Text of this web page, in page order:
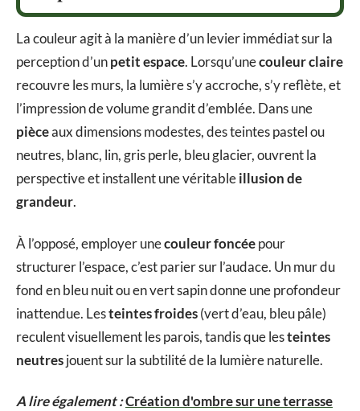
La couleur agit à la manière d’un levier immédiat sur la
perception d’unpetit espace. Lorsqu’unecouleur claire
recouvre les murs, la lumière s’y accroche, s’y reflète, et
l’impression de volume grandit d’emblée. Dans une
pièceaux dimensions modestes, des teintes pastel ou
neutres, blanc, lin, gris perle, bleu glacier, ouvrent la
perspective et installent une véritableillusion de
grandeur.
À l’opposé, employer unecouleur foncéepour
structurer l’espace, c’est parier sur l’audace. Un mur du
fond en bleu nuit ou en vert sapin donne une profondeur
inattendue. Lesteintes froides(vert d’eau, bleu pâle)
reculent visuellement les parois, tandis que lesteintes
neutresjouent sur la subtilité de la lumière naturelle.
A lire également :Création d'ombre sur une terrasse